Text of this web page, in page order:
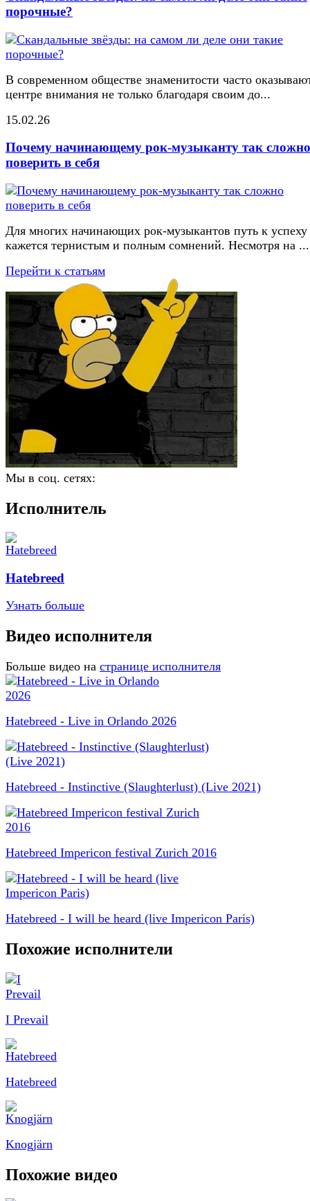
порочные?
В современном обществе знаменитости часто
центре внимания не только благодаря своим до...
15.02.26
Почему начинающему рок-музыканту так сложно
поверить в себя
Для многих начинающих рок-музыкантов путь к успеху
кажется тернистым и полным сомнений. Несмотря на ...
Перейти к статьям
Мы в соц. сетях:
Исполнитель
Hatebreed
Узнать больше
Видео исполнителя
Больше видео на странице исполнителя
Hatebreed - Live in Orlando 2026
Hatebreed - Instinctive (Slaughterlust) (Live 2021)
Hatebreed Impericon festival Zurich 2016
Hatebreed - I will be heard (live Impericon Paris)
Похожие исполнители
I Prevail
Hatebreed
Knogjärn
Похожие видео